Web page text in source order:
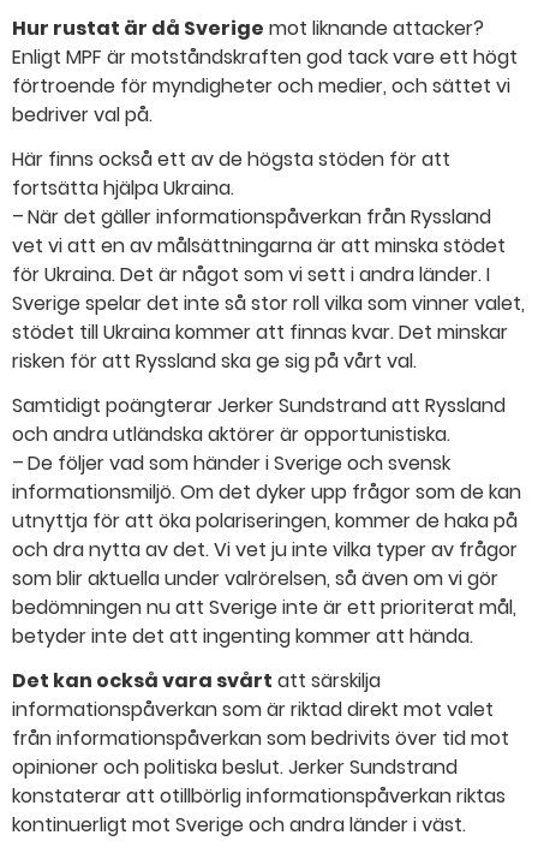
Hur rustat är då Sverige mot liknande attacker?
Enligt MPF är motståndskraften god tack vare ett högt
förtroende för myndigheter och medier, och sättet vi
bedriver val på.
Här finns också ett av de högsta stöden för att
fortsätta hjälpa Ukraina.
– När det gäller informationspåverkan från Ryssland
vet vi att en av målsättningarna är att minska stödet
för Ukraina. Det är något som vi sett i andra länder. I
Sverige spelar det inte så stor roll vilka som vinner valet,
stödet till Ukraina kommer att finnas kvar. Det minskar
risken för att Ryssland ska ge sig på vårt val.
Samtidigt poängterar Jerker Sundstrand att Ryssland
och andra utländska aktörer är opportunistiska.
– De följer vad som händer i Sverige och svensk
informationsmiljö. Om det dyker upp frågor som de kan
utnyttja för att öka polariseringen, kommer de haka på
och dra nytta av det. Vi vet ju inte vilka typer av frågor
som blir aktuella under valrörelsen, så även om vi gör
bedömningen nu att Sverige inte är ett prioriterat mål,
betyder inte det att ingenting kommer att hända.
Det kan också vara svårt att särskilja
informationspåverkan som är riktad direkt mot valet
från informationspåverkan som bedrivits över tid mot
opinioner och politiska beslut. Jerker Sundstrand
konstaterar att otillbörlig informationspåverkan riktas
kontinuerligt mot Sverige och andra länder i väst.